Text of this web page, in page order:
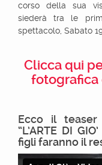
corso della sua
siederà tra le
spettacolo, Sabato
Clicca qui
fotografica
Ecco il
“L’ARTE DI
figli faranno il